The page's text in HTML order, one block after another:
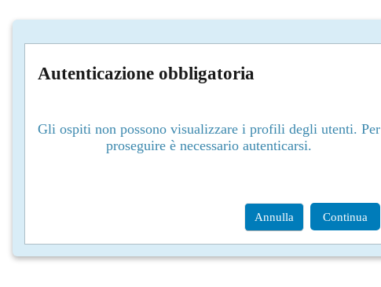
Autenticazione obbligatoria
Gli ospiti non possono visualizzare i profili degli utenti. Per
proseguire è necessario autenticarsi.
Annulla Continua